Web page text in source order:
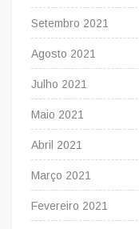
Setembro 2021
Agosto 2021
Julho 2021
Maio 2021
Abril 2021
Março 2021
Fevereiro 2021